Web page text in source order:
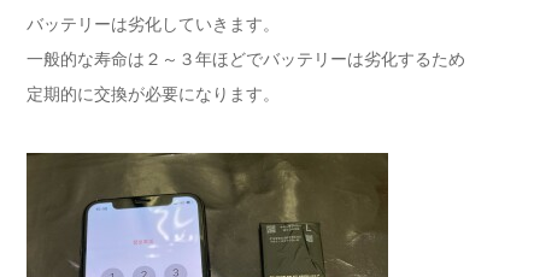
バッテリーは劣化していきます。
一般的な寿命は２～３年ほどでバッテリーは劣化するため
定期的に交換が必要になります。